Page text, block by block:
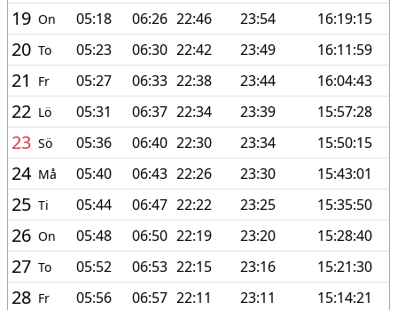
19 On 05:18 06:26 22:46 23:54 16:19:15
20 To 05:23 06:30 22:42 23:49 16:11:59
21 Fr 05:27 06:33 22:38 23:44 16:04:43
22 Lö 05:31 06:37 22:34 23:39 15:57:28
23 Sö 05:36 06:40 22:30 23:34 15:50:15
24 Må 05:40 06:43 22:26 23:30 15:43:01
25 Ti 05:44 06:47 22:22 23:25 15:35:50
26 On 05:48 06:50 22:19 23:20 15:28:40
27 To 05:52 06:53 22:15 23:16 15:21:30
28 Fr 05:56 06:57 22:11 23:11 15:14:21